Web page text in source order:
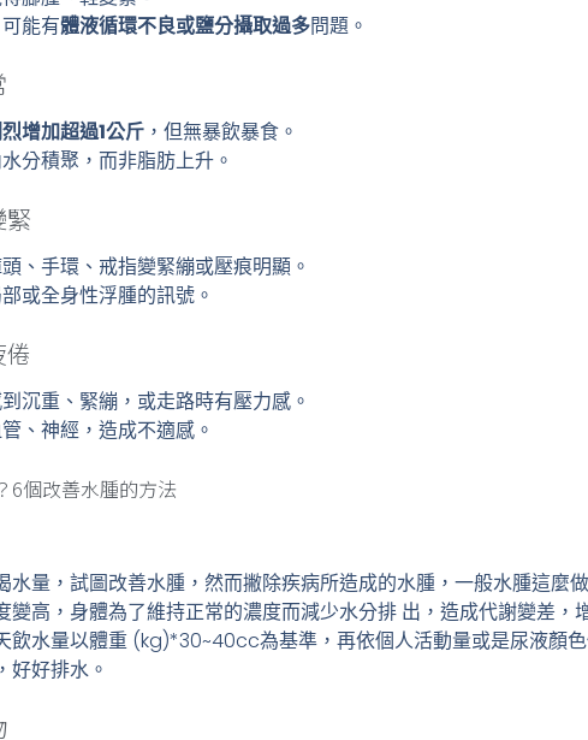
能有體液循環不良或鹽分攝取過多問題。
增加超過1公斤 ，但無暴飲暴食。
分積聚，而非脂肪上升。
緊
、手環、戒指變緊繃或壓痕明顯。
或全身性浮腫的訊號。
沉重、緊繃，或走路時有壓力感。
、神經，造成不適感。
6個改善水腫的方法
水量，試圖改善水腫，然而撇除疾病所造成的水腫，一般水腫這麼
變高，身體為了維持正常的濃度而減少水分排 出，造成代謝變差，
飲水量以體重 (kg)*30~40cc為基準，再依個人活動量或是尿液顏
好好排水。